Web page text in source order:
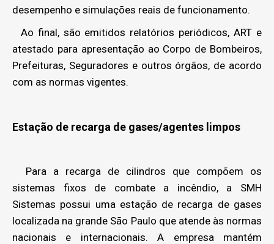
desempenho e simulações reais de funcionamento.
Ao final, são emitidos relatórios periódicos, ART e
atestado para apresentação ao Corpo de Bombeiros,
Prefeituras, Seguradores e outros órgãos, de acordo
com as normas vigentes.
Estação de recarga de gases/agentes limpos
Para a recarga de cilindros que compõem os
sistemas fixos de combate a incêndio, a SMH
Sistemas possui uma estação de recarga de gases
localizada na grande São Paulo que atende às normas
nacionais e internacionais. A empresa mantém